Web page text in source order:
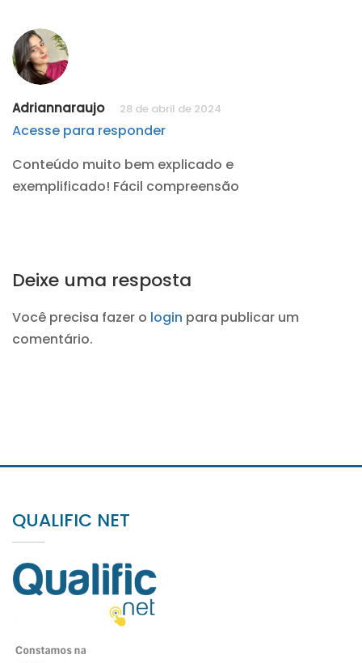
Adriannaraujo 28 de abril de 2024
Acesse para responder
Conteúdo muito bem explicado e
exemplificado! Fácil compreensão
Deixe uma resposta
Você precisa fazer o login para publicar um
comentário.
QUALIFIC NET